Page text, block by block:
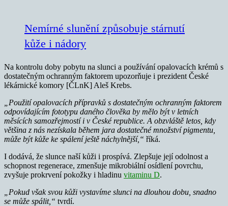
Nemírné slunění způsobuje stárnutí
kůže i nádory
Na kontrolu doby pobytu na slunci a používání opalovacích krémů s
dostatečným ochranným faktorem upozorňuje i prezident České
lékárnické komory [ČLnK] Aleš Krebs.
„Použití opalovacích přípravků s dostatečným ochranným faktorem
odpovídajícím fototypu daného člověka by mělo být v letních
měsících samozřejmostí i v České republice. A obzvláště letos, kdy
většina z nás nezískala během jara dostatečné množství pigmentu,
může být kůže ke spálení ještě náchylnější,“ říká.
I dodává, že slunce naší kůži i prospívá. Zlepšuje její odolnost a
schopnost regenerace, zmenšuje mikrobiální osídlení povrchu,
zvyšuje prokrvení pokožky i hladinu vitaminu D.
„Pokud však svou kůži vystavíme slunci na dlouhou dobu, snadno
se může spálit,“ tvrdí.